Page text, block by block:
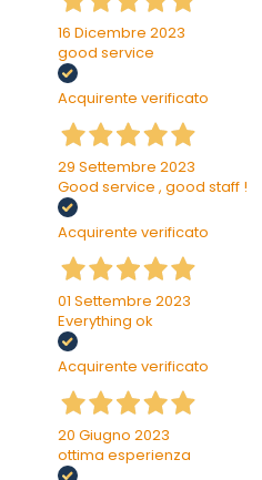
16 Dicembre 2023
good service
Acquirente verificato
29 Settembre 2023
Good service , good staff !
Acquirente verificato
01 Settembre 2023
Everything ok
Acquirente verificato
20 Giugno 2023
ottima esperienza